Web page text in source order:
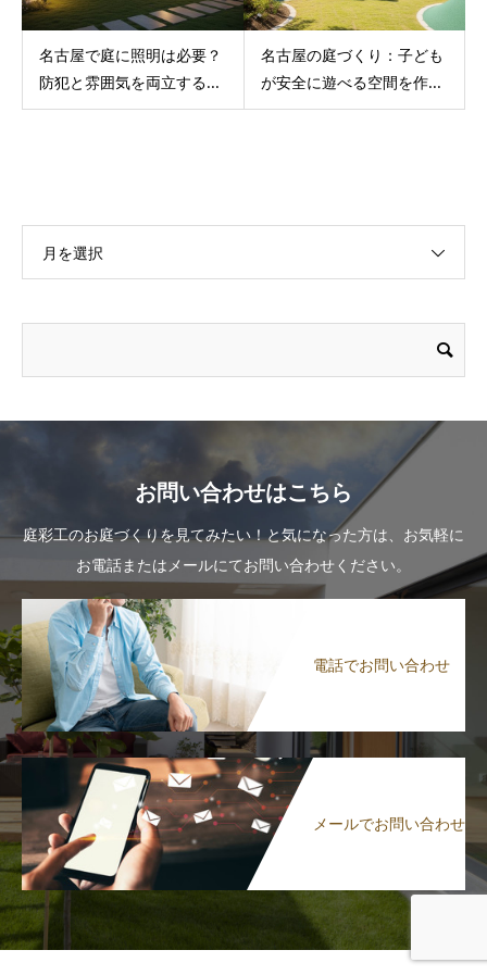
名古屋で庭に照明は必要？
防犯と雰囲気を両立する...
名古屋の庭づくり：子ども
が安全に遊べる空間を作...
月を選択
お問い合わせはこちら
庭彩工のお庭づくりを見てみたい！と気になった方は、お気軽に
お電話またはメールにてお問い合わせください。
電話でお問い合わせ
メールでお問い合わせ